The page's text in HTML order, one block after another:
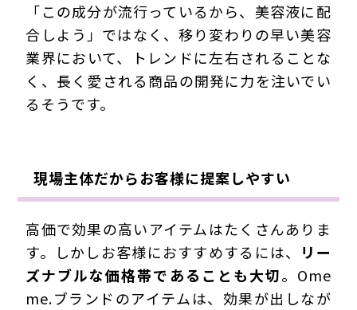
「この成分が流行っているから、美容液に配
合しよう」ではなく、移り変わりの早い美容
業界において、トレンドに左右されることな
く、長く愛される商品の開発に力を注いでい
るそうです。
現場主体だからお客様に提案しやすい
高価で効果の高いアイテムはたくさんありま
す。しかしお客様におすすめするには、
リー
ズナブルな価格帯であることも大切。Ome
me.ブランドのアイテムは、効果が出しなが